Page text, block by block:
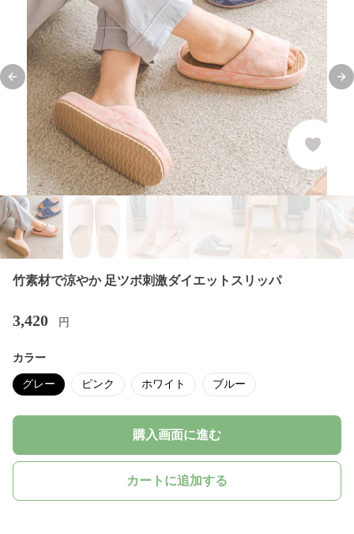
Previous slide
竹素材で涼やか 足ツボ刺激ダイエットスリッパ
3,420 円
カラー
グレー ピンク ホワイト ブルー
購入画面に進む
カートに追加する